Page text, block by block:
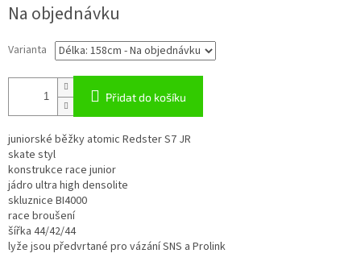
cena:
Na objednávku
Varianta
Přidat do košíku
juniorské běžky atomic Redster S7 JR
skate styl
konstrukce race junior
jádro ultra high densolite
skluznice BI4000
race broušení
šířka 44/42/44
lyže jsou předvrtané pro vázání SNS a Prolink